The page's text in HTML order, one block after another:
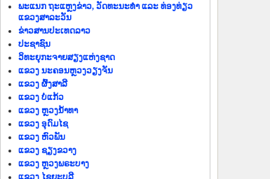
ພະແນກ ຖະແຫຼງຂ່າວ, ວັດທະນະທຳ ແລະ ທ່ອງທ່ຽວ
ແຂວງສາລະວັນ
ຂ່າວ​ສານ​ປະ​ເທດ​ລາວ
ປະ​ຊາ​ຊົນ
ວິທະຍຸກະຈາຍສຽງແຫ່ງຊາດ
ແຂວງ ນະ​ຄອນຫຼວງວຽງ​ຈັນ
ແຂວງ ຜົ້ງ​ສາ​ລີ
ແຂວງ ບໍ່​ແກ້ວ
ແຂວງ ຫຼວງນໍ້າທາ
ແຂວງ ອຸດົມໄຊ
ແຂວງ ຫົວພັນ
ແຂວງ ຊຽງຂວາງ
ແຂວງ ຫຼວງພຣະບາງ
ແຂວງ ໄຊຍະບູລີ